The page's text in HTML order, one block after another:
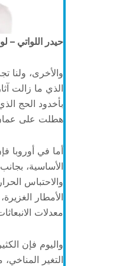
حيدر اللواتي –
الذي ما زالت
بأخدود الحج
هطلت على عمان
أما في أوروبا
الأساسية،
والاحتباس
الأمطار
معدلات
واليوم فإن
التغير